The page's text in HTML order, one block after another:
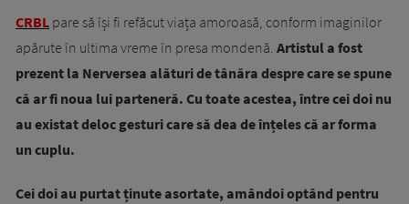
CRBL pare să își fi refăcut viața amoroasă, conform imaginilor
apărute în ultima vreme în presa mondenă. Artistul a fost
prezent la Nerversea alături de tânăra despre care se spune
că ar fi noua lui parteneră. Cu toate acestea, între cei doi nu
au existat deloc gesturi care să dea de înțeles că ar forma
un cuplu.
Cei doi au purtat ținute asortate, amândoi optând pentru